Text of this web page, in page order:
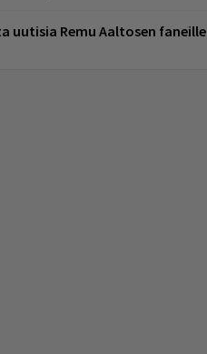
uutisia Remu Aaltosen faneille